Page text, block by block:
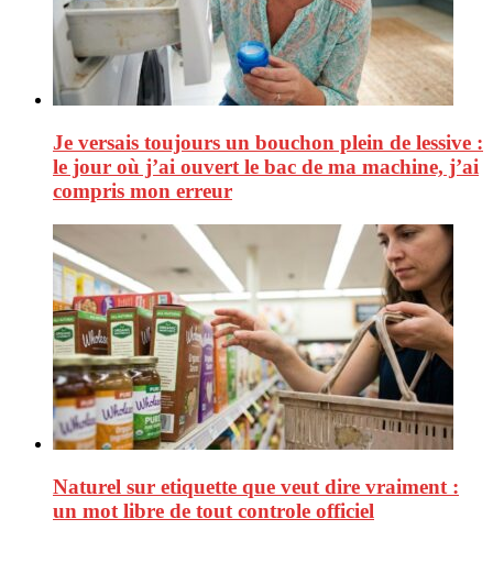
Je versais toujours un bouchon plein de lessive :
le jour où j’ai ouvert le bac de ma machine, j’ai
compris mon erreur
Naturel sur etiquette que veut dire vraiment :
un mot libre de tout controle officiel